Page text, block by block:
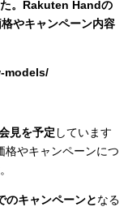
。Rakuten Handの
やキャンペーン内容
models/
見を予定 しています
格やキャンペーンにつ
のキャンペーンとなる